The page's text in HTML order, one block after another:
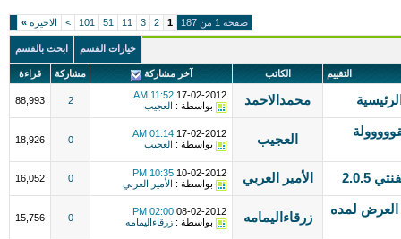
صفحة 1 من 187 1
2
3
11
51
101
> الاخيرة »
خيارات القسم ابحث بالقسم
التقييم الكاتب آخر مشاركة مشاركة قراءة
محمدالاحمد 17-02-2012
11:52 AM
بواسطة :
العجيب 2
88,993
العجيب 17-02-2012
01:14 AM
بواسطة :
العجيب 0
18,926
الأمير العربي 10-02-2012
10:35 PM
بواسطة : الأمير العربي 0
16,052
العرض لمده
زرقاءاليمامه 08-02-2012
02:00 PM
بواسطة : زرقاءاليمامه 0
15,756